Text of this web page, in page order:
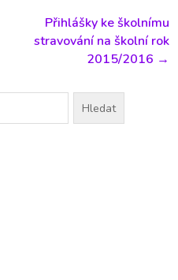
Přihlášky ke školnímu
stravování na školní rok
2015/2016 →